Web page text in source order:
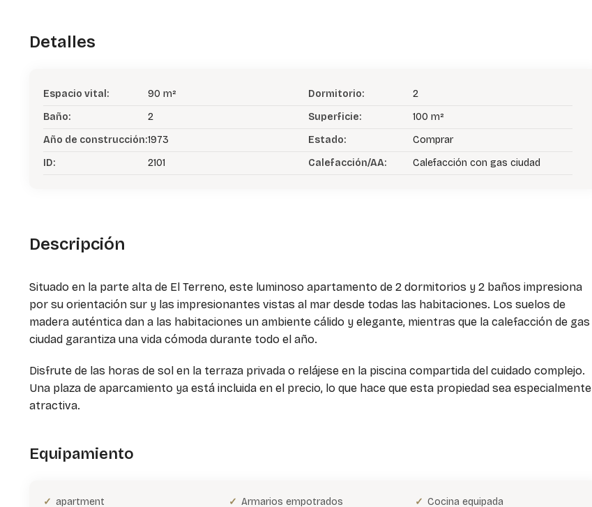
Detalles
Espacio vital: 90 m² Dormitorio:
2
Baño:
2 Superficie:
100 m²
Año de construcción:1973 Estado:
Comprar
ID:
2101 Calefacción/AA: Calefacción con gas ciudad
Descripción
Situado en la parte alta de El Terreno, este luminoso apartamento de 2 dormitorios y 2 baños impresiona
por su orientación sur y las impresionantes vistas al mar desde todas las habitaciones. Los suelos de
madera auténtica dan a las habitaciones un ambiente cálido y elegante, mientras que la calefacción de gas
ciudad garantiza una vida cómoda durante todo el año.
Disfrute de las horas de sol en la terraza privada o relájese en la piscina compartida del cuidado complejo.
Una plaza de aparcamiento ya está incluida en el precio, lo que hace que esta propiedad sea especialmente
atractiva.
Equipamiento
apartment Armarios empotrados
Cocina equipada